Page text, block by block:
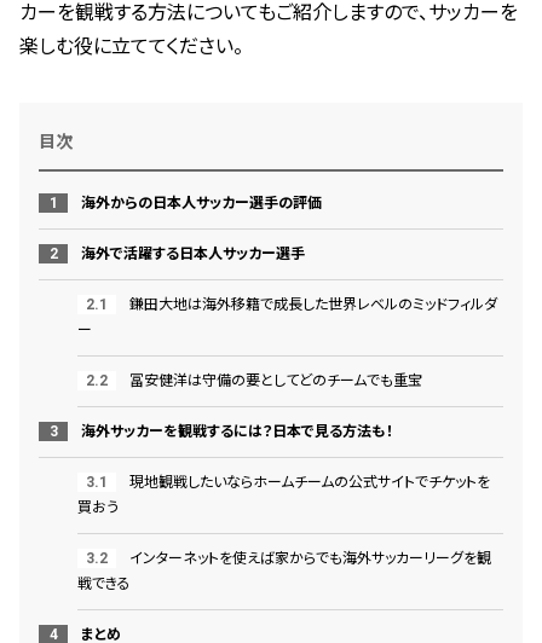
カーを観戦する方法についてもご紹介しますので、サッカーを
楽しむ役に立ててください。
目次
海外からの日本人サッカー選手の評価
海外で活躍する日本人サッカー選手
鎌田大地は海外移籍で成長した世界レベルのミッドフィルダ
ー
冨安健洋は守備の要としてどのチームでも重宝
海外サッカーを観戦するには？日本で見る方法も！
現地観戦したいならホームチームの公式サイトでチケットを
買おう
インターネットを使えば家からでも海外サッカーリーグを観
戦できる
まとめ